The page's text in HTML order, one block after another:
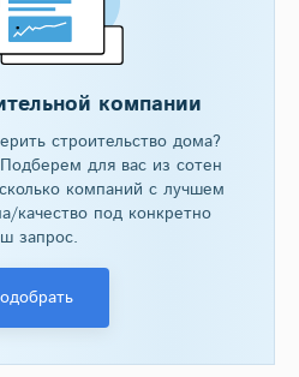
компании
строительство дома?
для вас из сотен
компаний с лучшем
качество под конкретно
запрос.